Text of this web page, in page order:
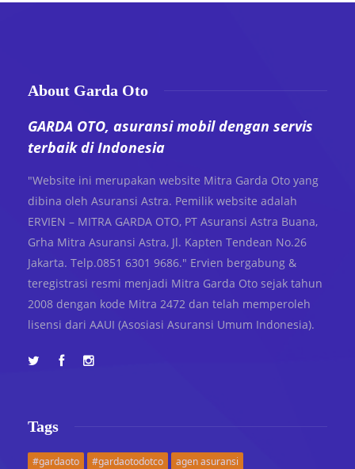
About Garda Oto
GARDA OTO, asuransi mobil dengan servis
terbaik di Indonesia
"Website ini merupakan website Mitra Garda Oto yang
dibina oleh Asuransi Astra. Pemilik website adalah
ERVIEN – MITRA GARDA OTO, PT Asuransi Astra Buana,
Grha Mitra Asuransi Astra, Jl. Kapten Tendean No.26
Jakarta. Telp.0851 6301 9686." Ervien bergabung &
teregistrasi resmi menjadi Mitra Garda Oto sejak tahun
2008 dengan kode Mitra 2472 dan telah memperoleh
lisensi dari AAUI (Asosiasi Asuransi Umum Indonesia).
Tags
#gardaoto #gardaotodotco
agen asuransi